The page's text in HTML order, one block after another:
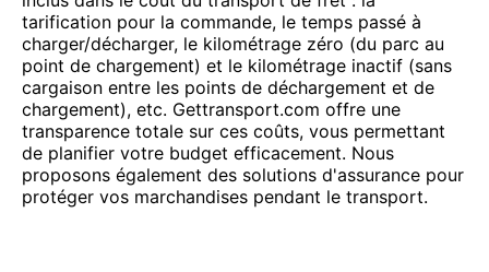
tarification pour la commande, le temps passé à
charger/décharger, le kilométrage zéro (du parc au
point de chargement) et le kilométrage inactif (sans
cargaison entre les points de déchargement et de
chargement), etc. Gettransport.com offre une
transparence totale sur ces coûts, vous permettant
de planifier votre budget efficacement. Nous
proposons également des solutions d'assurance pour
protéger vos marchandises pendant le transport.